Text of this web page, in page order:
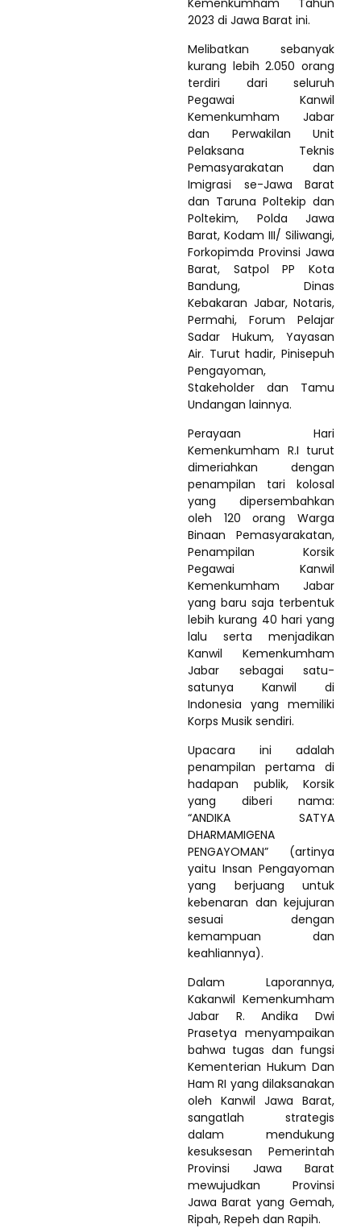
2023 di Jawa Barat ini.
Melibatkan sebanyak
kurang lebih 2.050 orang
terdiri dari seluruh
Pegawai Kanwil
Kemenkumham Jabar
dan Perwakilan Unit
Pelaksana Teknis
Pemasyarakatan dan
Imigrasi se-Jawa Barat
dan Taruna Poltekip dan
Poltekim, Polda Jawa
Barat, Kodam III/ Siliwangi,
Forkopimda Provinsi Jawa
Barat, Satpol PP Kota
Bandung, Dinas
Kebakaran Jabar, Notaris,
Permahi, Forum Pelajar
Sadar Hukum, Yayasan
Air. Turut hadir, Pinisepuh
Pengayoman,
Stakeholder dan Tamu
Undangan lainnya.
Perayaan Hari
Kemenkumham R.I turut
dimeriahkan dengan
penampilan tari kolosal
yang dipersembahkan
oleh 120 orang Warga
Binaan Pemasyarakatan,
Penampilan Korsik
Pegawai Kanwil
Kemenkumham Jabar
yang baru saja terbentuk
lebih kurang 40 hari yang
lalu serta menjadikan
Kanwil Kemenkumham
Jabar sebagai satu-
satunya Kanwil di
Indonesia yang memiliki
Korps Musik sendiri.
Upacara ini adalah
penampilan pertama di
hadapan publik, Korsik
yang diberi nama:
“ANDIKA SATYA
DHARMAMIGENA
PENGAYOMAN” (artinya
yaitu Insan Pengayoman
yang berjuang untuk
kebenaran dan kejujuran
sesuai dengan
kemampuan dan
keahliannya).
Dalam Laporannya,
Kakanwil Kemenkumham
Jabar R. Andika Dwi
Prasetya menyampaikan
bahwa tugas dan fungsi
Kementerian Hukum Dan
Ham RI yang dilaksanakan
oleh Kanwil Jawa Barat,
sangatlah strategis
dalam mendukung
kesuksesan Pemerintah
Provinsi Jawa Barat
mewujudkan Provinsi
Jawa Barat yang Gemah,
Ripah, Repeh dan Rapih.